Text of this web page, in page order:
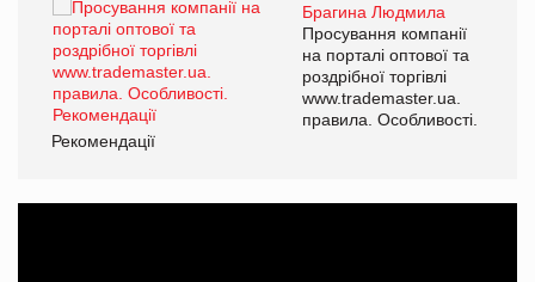
Брагина Людмила
Просування компанії
на порталі оптової та
роздрібної торгівлі
www.trademaster.ua.
правила. Особливості.
Рекомендації